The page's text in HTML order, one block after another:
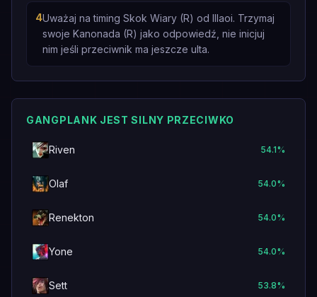
4Uważaj na timing Skok Wiary (R) od Illaoi. Trzymaj
swoje Kanonada (R) jako odpowiedź, nie inicjuj
nim jeśli przeciwnik ma jeszcze ulta.
GANGPLANK JEST SILNY PRZECIWKO
Riven 54.1%
Olaf 54.0%
Renekton 54.0%
Yone 54.0%
Sett 53.8%